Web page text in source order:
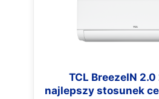
TCL BreezeIN 2.0
najlepszy stosunek